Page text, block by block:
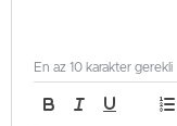
En az 10 karakter gerekli